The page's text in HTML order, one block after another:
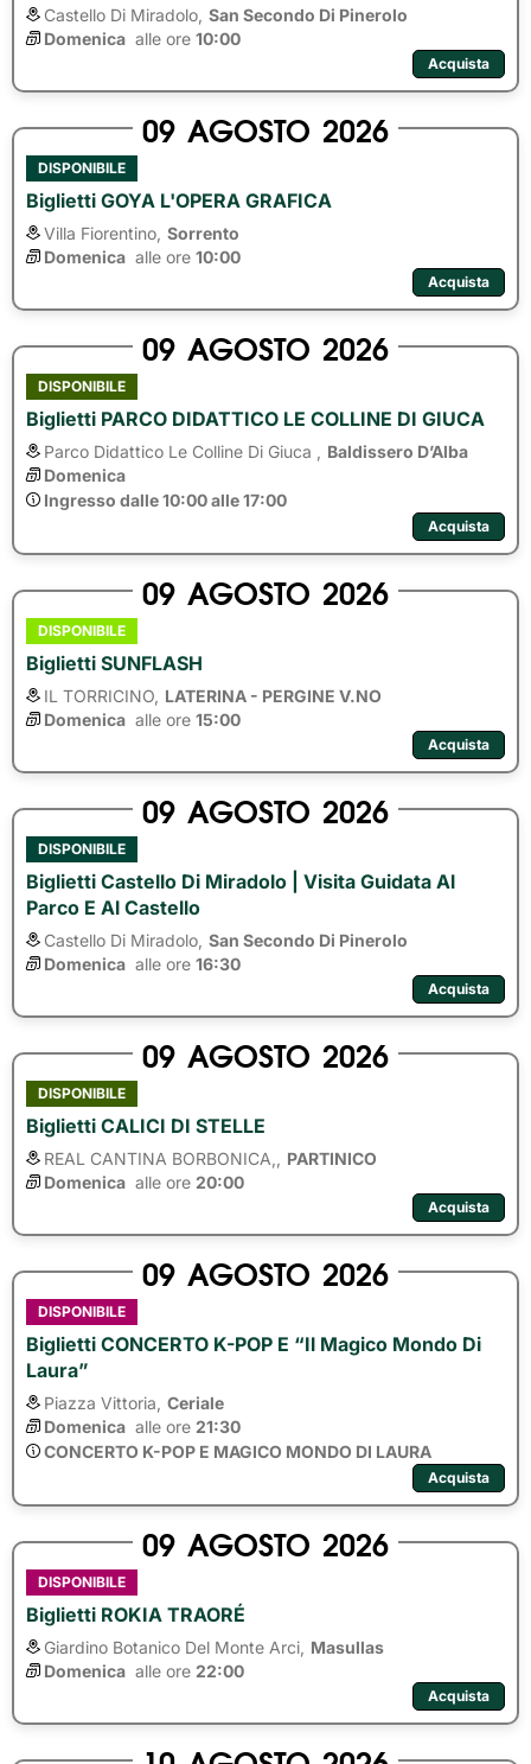
Castello Di Miradolo, San Secondo Di Pinerolo
Domenica alle ore 10:00
Acquista
09 AGOSTO 2026
DISPONIBILE
Biglietti GOYA L'OPERA GRAFICA
Villa Fiorentino, Sorrento
Domenica alle ore 10:00
Acquista
09 AGOSTO 2026
DISPONIBILE
Biglietti PARCO DIDATTICO LE COLLINE DI GIUCA
Parco Didattico Le Colline Di Giuca ,
Baldissero D’Alba
Domenica
Ingresso dalle 10:00 alle 17:00
Acquista
09 AGOSTO 2026
DISPONIBILE
Biglietti SUNFLASH
IL TORRICINO, LATERINA - PERGINE V.NO
Domenica alle ore 15:00
Acquista
09 AGOSTO 2026
DISPONIBILE
Biglietti Castello Di Miradolo | Visita Guidata Al
Parco E Al Castello
Castello Di Miradolo, San Secondo Di Pinerolo
Domenica alle ore 16:30
Acquista
09 AGOSTO 2026
DISPONIBILE
Biglietti CALICI DI STELLE
REAL CANTINA BORBONICA,,
PARTINICO
Domenica alle ore 20:00
Acquista
09 AGOSTO 2026
DISPONIBILE
Biglietti CONCERTO K-POP E “Il Magico Mondo Di
Laura”
Piazza Vittoria, Ceriale
Domenica alle ore 21:30
CONCERTO K-POP E MAGICO MONDO DI LAURA
Acquista
09 AGOSTO 2026
DISPONIBILE
Biglietti ROKIA TRAORÉ
Giardino Botanico Del Monte Arci, Masullas
Domenica alle ore 22:00
Acquista